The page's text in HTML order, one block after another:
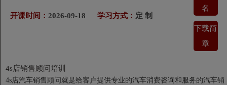
开课时间： 2026-09-18 学习方式： 定 制
名
下载简
章
4s店销售顾问培训
4s店汽车销售顾问就是给客户提供专业的汽车消费咨询和服务的汽车销